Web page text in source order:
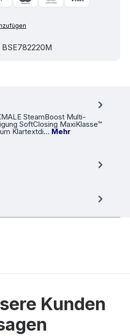
BSE782220M
SteamBoost Multi-
SoftClosing MaxiKlasse™
Klartextdi… Mehr
Kunden